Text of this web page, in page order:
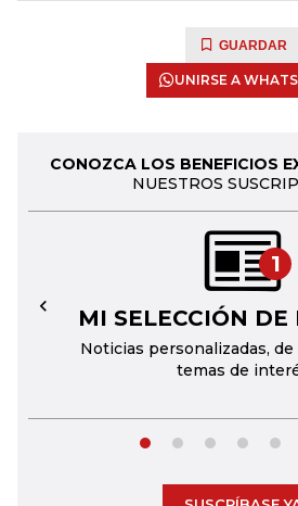
GUARDAR
UNIRSE A
CONOZCA LOS BENEFICIOS
NUESTROS
1
MI SELECCIÓN DE
Noticias personalizadas, de
temas de
←